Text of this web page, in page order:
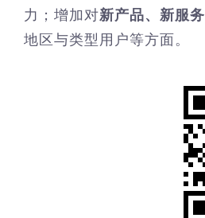
力；增加对新产品、新服务
地区与类型用户等方面。